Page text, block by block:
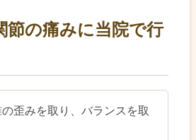
節の痛みに当院で行
歪みを取り、バランスを取